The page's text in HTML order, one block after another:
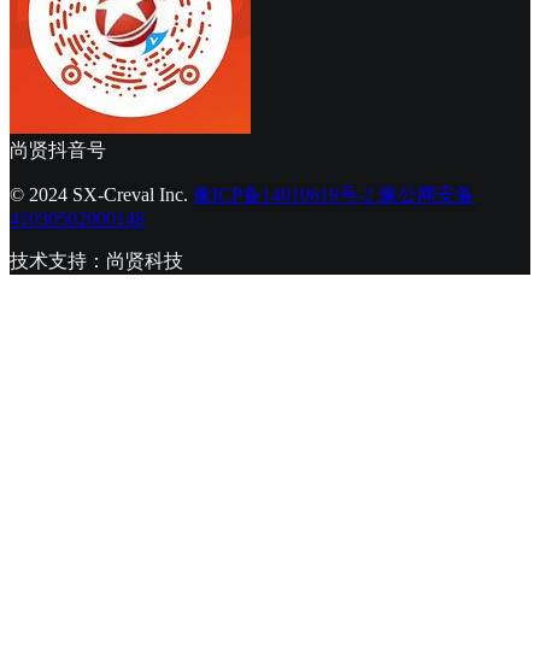
尚贤抖音号
© 2024 SX-Creval Inc. 豫ICP备14010619号-2 豫公网安备
41030502000148
技术支持：尚贤科技